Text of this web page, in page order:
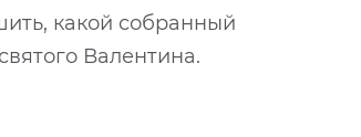
какой собранный
Валентина.